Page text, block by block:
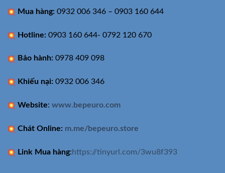
Mua hàng: 0932 006 346 – 0903 160 644
Hotline: 0903 160 644- 0792 120 670
Bảo hành: 0978 409 098
Khiếu nại: 0932 006 346
Website: www.bepeuro.com
Chát Online: m.me/bepeuro.store
Link Mua hàng:https://tinyurl.com/3wu8f393